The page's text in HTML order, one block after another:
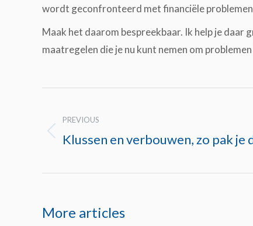
wordt geconfronteerd met financiële
Maak het daarom bespreekbaar. Ik help je daar
maatregelen die je nu kunt nemen om
navigation
PREVIOUS
Previous
Klussen en verbouwen, zo pak je
More articles